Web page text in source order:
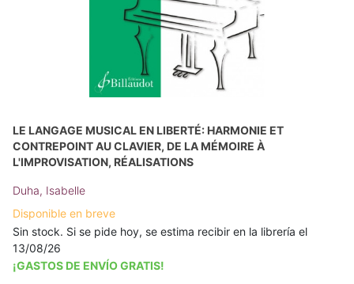
LE LANGAGE MUSICAL EN LIBERTÉ: HARMONIE ET
CONTREPOINT AU CLAVIER, DE LA MÉMOIRE À
L'IMPROVISATION, RÉALISATIONS
Duha, Isabelle
Disponible en breve
Sin stock. Si se pide hoy, se estima recibir en la librería el
13/08/26
¡GASTOS DE ENVÍO GRATIS!